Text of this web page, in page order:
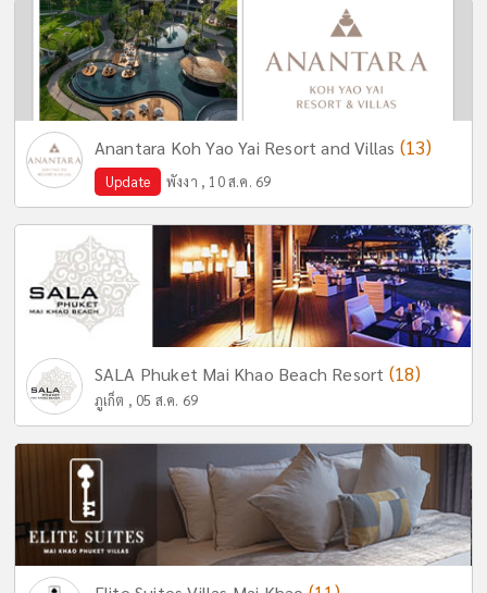
Anantara Koh Yao Yai Resort and Villas (13)
Update พังงา , 10 ส.ค. 69
SALA Phuket Mai Khao Beach Resort (18)
ภูเก็ต , 05 ส.ค. 69